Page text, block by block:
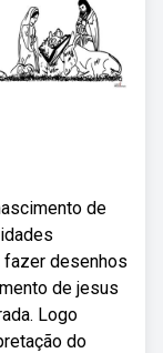
de
fazer desenhos
de jesus
Logo
do